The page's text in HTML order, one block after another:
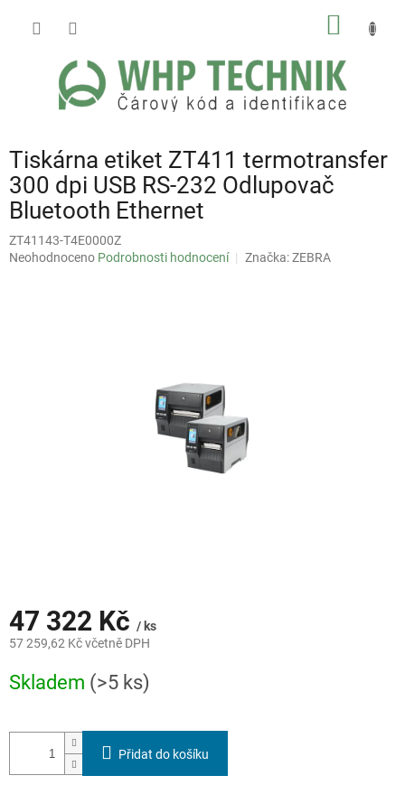
Tiskárna etiket ZT411 termotransfer
300 dpi USB RS-232 Odlupovač
Bluetooth Ethernet
ZT41143-T4E0000Z
Průměrné
Neohodnoceno Podrobnosti hodnocení Značka:ZEBRA
47 322 Kč / ks
57 259,62 Kč včetně DPH
cena:
Skladem (>5 ks)
Přidat do košíku